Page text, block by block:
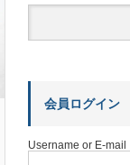
会員ログイン
Username or E-mail